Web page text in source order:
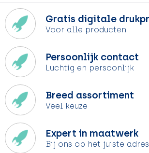
Gratis digitale
Voor alle producten
Persoonlijk contact
Luchtig en persoonlijk
Breed assortiment
Veel keuze
Expert in maatwerk
Bij ons op het juiste adres